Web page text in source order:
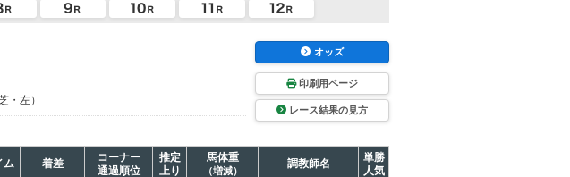
芝・左）
オッズ
印刷用ページ
レース結果の見方
ム 着差
コーナー
通過順位
推定
上り
馬体重
（増減）
調教師名
単勝
人気